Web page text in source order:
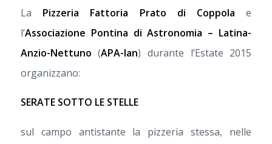
La Pizzeria Fattoria Prato di Coppola e
l’Associazione Pontina di Astronomia – Latina-
Anzio-Nettuno (APA-lan) durante l’Estate 2015
organizzano:
SERATE SOTTO LE STELLE
sul campo antistante la pizzeria stessa, nelle